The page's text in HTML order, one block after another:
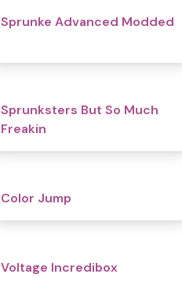
4.5
Sprunke Advanced Modded
Sprunksters But So Much
Freakin
Color Jump
Voltage Incredibox